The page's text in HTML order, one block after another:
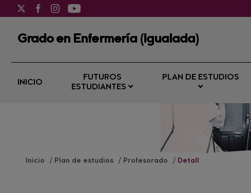
Grado en Enfermería (Igualada)
INICIO
FUTUROS
ESTUDIANTES
PLAN DE ESTUDIOS
Inicio Plan de estudios Profesorado Detall